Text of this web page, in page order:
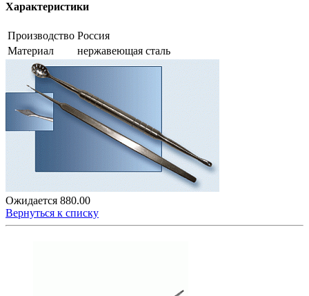
Характеристики
Производство Россия
Материал
нержавеющая сталь
Ожидается 880.00
Вернуться к списку